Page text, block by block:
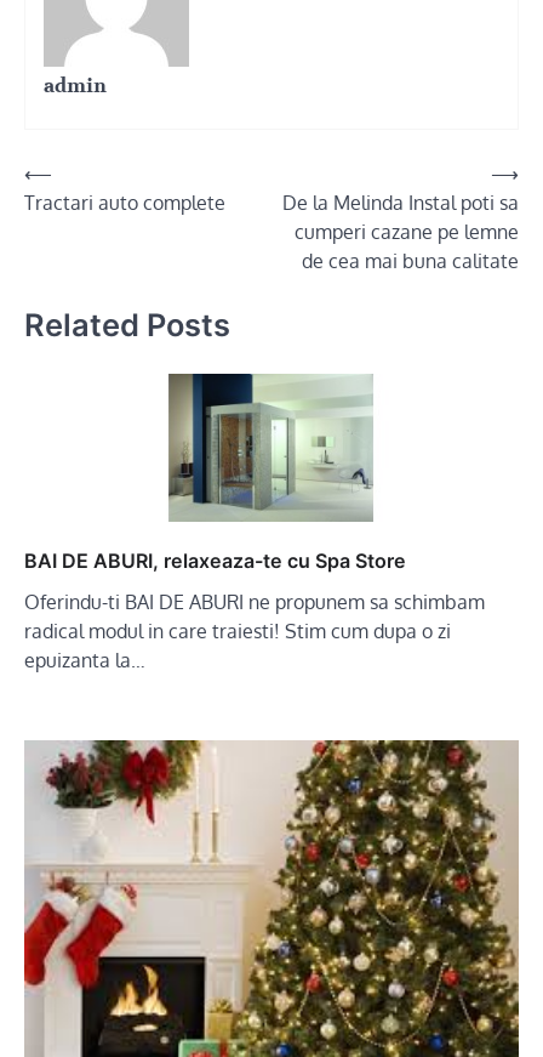
admin
Post
navigation
⟵
Tractari auto complete
De la Melinda Instal poti sa
cumperi cazane pe lemne
de cea mai buna calitate
⟶
Related Posts
BAI DE ABURI, relaxeaza-te cu Spa Store
Oferindu-ti BAI DE ABURI ne propunem sa schimbam
radical modul in care traiesti! Stim cum dupa o zi
epuizanta la…